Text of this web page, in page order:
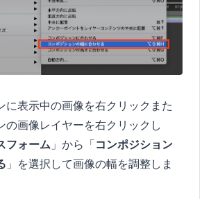
に表示中の画像を右クリックまた
の画像レイヤーを右クリックし
フォーム 」から「コンポジション
」を選択して画像の幅を調整しま